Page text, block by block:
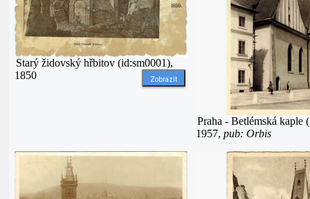
Starý židovský hřbitov (id:sm0001),
1850
Zobrazit
Praha - Betlémská kaple
1957, pub: Orbis